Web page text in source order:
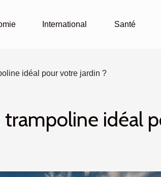
International Santé
idéal pour votre jardin ?
idéal